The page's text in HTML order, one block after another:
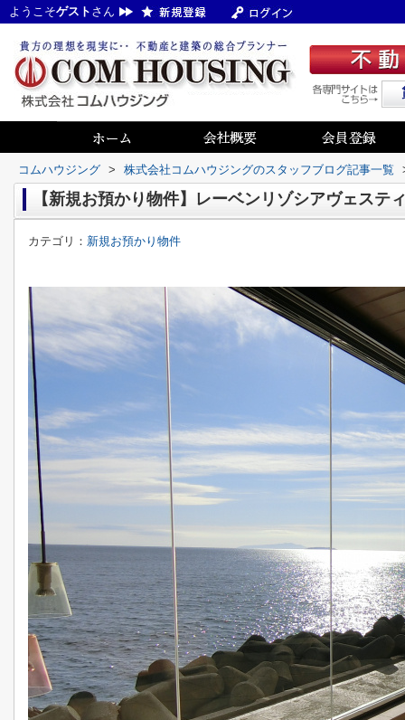
ようこそゲスト さん
コムハウジング > 株式会社コムハウジングのスタッフブログ記事一覧
【新規お預かり物件】レーベンリゾシアヴェステ
カテゴリ： 新規お預かり物件